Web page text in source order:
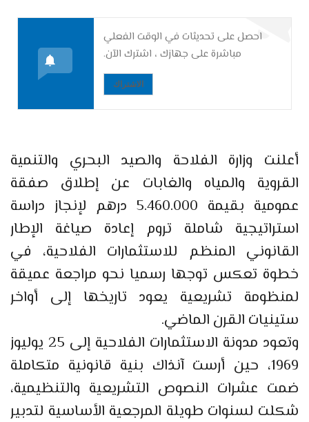
احصل على تحديثات في الوقت الفعلي
مباشرة على جهازك ، اشترك الآن.
الاشتراك
أعلنت وزارة الفلاحة والصيد البحري والتنمية
القروية والمياه والغابات عن إطلاق صفقة
عمومية بقيمة 5.460.000 درهم لإنجاز دراسة
استراتيجية شاملة تروم إعادة صياغة الإطار
القانوني المنظم للاستثمارات الفلاحية، في
خطوة تعكس توجها رسميا نحو مراجعة عميقة
لمنظومة تشريعية يعود تاريخها إلى أواخر
ستينيات القرن الماضي.
وتعود مدونة الاستثمارات الفلاحية إلى 25 يوليوز
1969، حين أرست آنذاك بنية قانونية متكاملة
ضمت عشرات النصوص التشريعية والتنظيمية،
شكلت لسنوات طويلة المرجعية الأساسية لتدبير